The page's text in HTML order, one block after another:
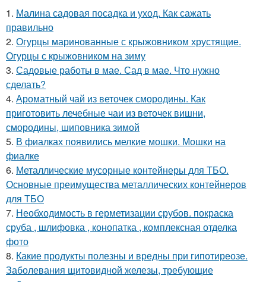
1. Малина садовая посадка и уход. Как сажать
правильно
2. Огурцы маринованные с крыжовником хрустящие.
Огурцы с крыжовником на зиму
3. Садовые работы в мае. Сад в мае. Что нужно
сделать?
4. Ароматный чай из веточек смородины. Как
приготовить лечебные чаи из веточек вишни,
смородины, шиповника зимой
5. В фиалках появились мелкие мошки. Мошки на
фиалке
6. Металлические мусорные контейнеры для ТБО.
Основные преимущества металлических контейнеров
для ТБО
7. Необходимость в герметизации срубов. покраска
сруба , шлифовка , конопатка , комплексная отделка
фото
8. Какие продукты полезны и вредны при гипотиреозе.
Заболевания щитовидной железы, требующие